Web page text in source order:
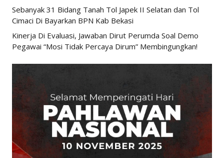
Sebanyak 31 Bidang Tanah Tol Japek II Selatan dan Tol
Cimaci Di Bayarkan BPN Kab Bekasi
Kinerja Di Evaluasi, Jawaban Dirut Perumda Soal Demo
Pegawai “Mosi Tidak Percaya Dirum” Membingungkan!